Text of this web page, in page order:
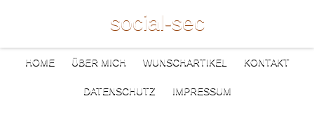
social-sec
HOME ÜBER MICH WUNSCHARTIKEL KONTAKT
DATENSCHUTZ IMPRESSUM